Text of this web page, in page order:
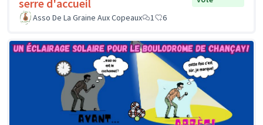
serre d'accueil
Asso De La Graine Aux Copeaux
1 6